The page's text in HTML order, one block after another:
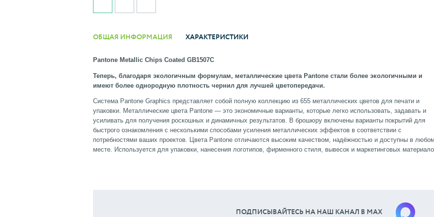
ОБЩАЯ ИНФОРМАЦИЯ ХАРАКТЕРИСТИКИ
Pantone Metallic Chips Coated GB1507C
Теперь, благодаря экологичным формулам, металлические цвета Pantone стали более экологичными и
имеют более однородную плотность чернил для лучшей цветопередачи.
Система Pantone Graphics представляет собой полную коллекцию из 655 металлических цветов для печати и
упаковки. Металлические цвета Pantone — это экономичные варианты, которые легко использовать, задавать и
усиливать для получения роскошных и динамичных результатов. В брошюру включены варианты покрытий для
быстрого ознакомления с несколькими способами усиления металлических эффектов в соответствии с
потребностями ваших проектов. Цвета Pantone отличаются высоким качеством, надёжностью и доступны в
месте. Используется для упаковки, нанесения логотипов, фирменного стиля, вывесок и маркетинговых
ПОДПИСЫВАЙТЕСЬ НА НАШ КАНАЛ В МАХ